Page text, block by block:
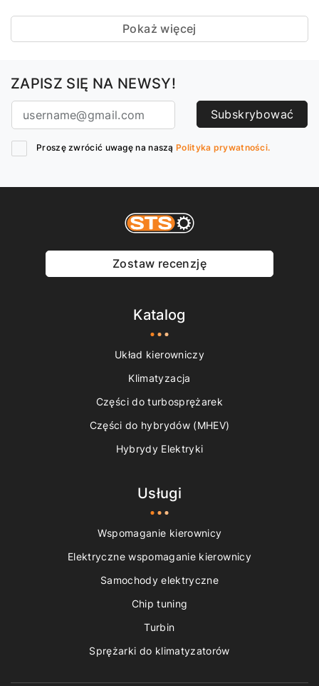
Pokaż więcej
ZAPISZ SIĘ NA NEWSY!
Subskrybować
Proszę zwrócić uwagę na naszą Polityka prywatności.
Zostaw recenzję
Katalog
Układ kierowniczy
Klimatyzacja
Części do turbosprężarek
Części do hybrydów (MHEV)
Hybrydy Elektryki
Usługi
Wspomaganie kierownicy
Elektryczne wspomaganie kierownicy
Samochody elektryczne
Chip tuning
Turbin
Sprężarki do klimatyzatorów